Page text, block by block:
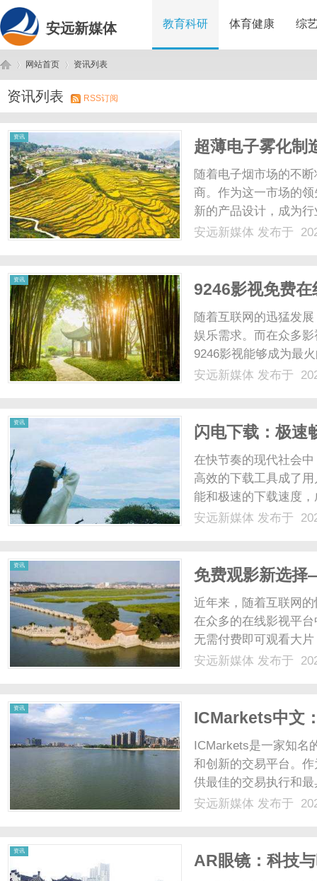
安远新媒体 教育科研 体育健康 综
安 ›
网站首页
›
资讯列表
资讯列表 RSS订阅
资讯
超薄电子雾化制
随着电子烟市场的不
商。作为这一市场的
新的产品设计，成为
研发和生产超薄型电
安远新媒体 发布于
资讯
9246影视免费
随着互联网的迅猛发
娱乐需求。而在众多
9246影视能够成为最
免费观看电视剧的服
安远新媒体 发布于
资讯
闪电下载：极速
在快节奏的现代社会
高效的下载工具成了
能和极速的下载速度
大的下载工具，其核
安远新媒体 发布于
资讯
免费观影新选
近年来，随着互联网
在众多的在线影视平
无需付费即可观看大
了大量的电影资源，
安远新媒体 发布于
资讯
ICMarkets中文
ICMarkets是一家知名
和创新的交易平台。
供最佳的交易执行和
国交易者进入全球金
安远新媒体 发布于
资讯
AR眼镜：科技